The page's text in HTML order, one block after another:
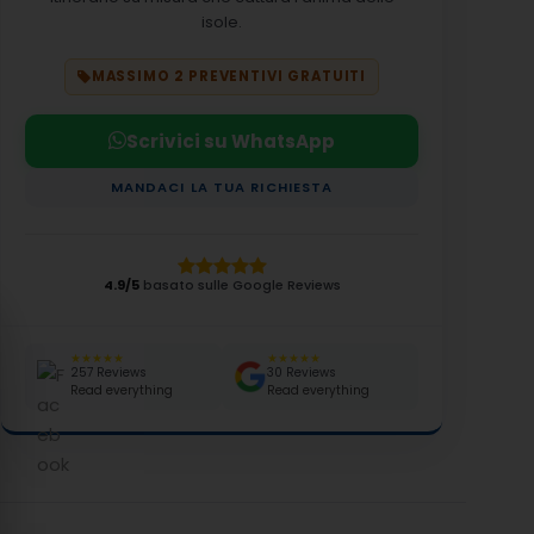
isole.
MASSIMO 2 PREVENTIVI GRATUITI
Scrivici su WhatsApp
MANDACI LA TUA RICHIESTA
4.9/5basato sulle Google Reviews
★★★★★
257 Reviews
Read everything
★★★★★
30 Reviews
Read everything